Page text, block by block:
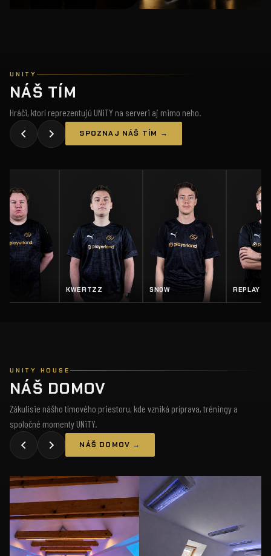
UNITY
NÁŠ TÍM
Hráči, ktorí reprezentujú UNiTY na serveri aj mimo neho.
SPOZNAJ NÁŠ TÍM →
KWERTZZ SN0W REPLAY
UNITY HOUSE
NÁŠ DOMOV
Zákulisie nášho tímového priestoru, kde vzniká príprava, tréningy a
spoločné momenty UNiTY.
NÁŠ DOMOV →